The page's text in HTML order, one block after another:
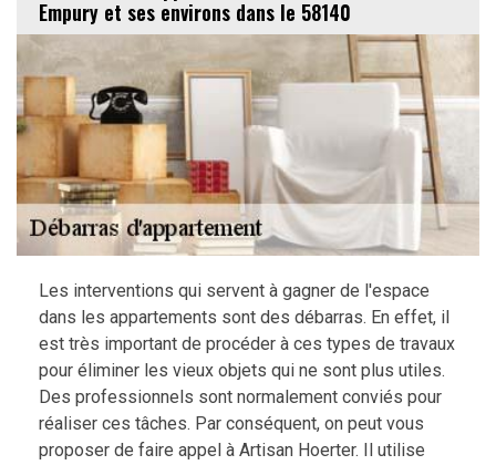
Empury et ses environs dans le 58140
Les interventions qui servent à gagner de l'espace
dans les appartements sont des débarras. En effet, il
est très important de procéder à ces types de travaux
pour éliminer les vieux objets qui ne sont plus utiles.
Des professionnels sont normalement conviés pour
réaliser ces tâches. Par conséquent, on peut vous
proposer de faire appel à Artisan Hoerter. Il utilise